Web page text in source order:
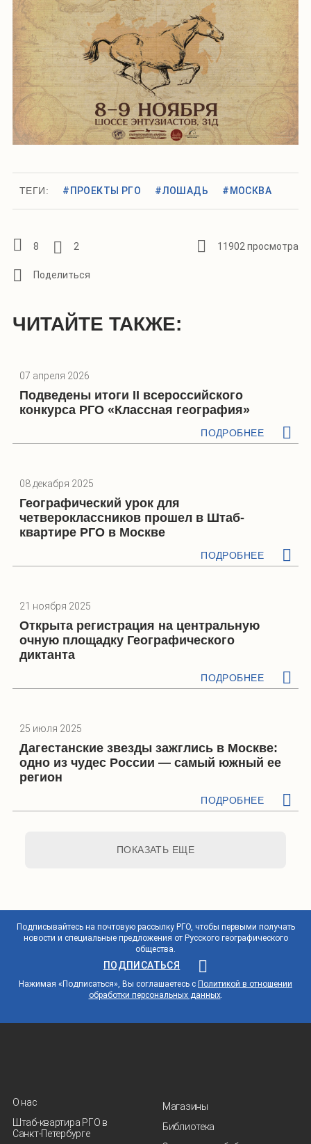
ТЕГИ: #ПРОЕКТЫ РГО #ЛОШАДЬ #МОСКВА
8 2 11902 просмотра
ЧИТАЙТЕ ТАКЖЕ:
07 апреля 2026
Подведены итоги II всероссийского
конкурса РГО «Классная география»
ПОДРОБНЕЕ
08 декабря 2025
Географический урок для
четвероклассников прошел в Штаб-
квартире РГО в Москве
ПОДРОБНЕЕ
21 ноября 2025
Открыта регистрация на центральную
очную площадку Географического
диктанта
ПОДРОБНЕЕ
25 июля 2025
Дагестанские звезды зажглись в Москве:
одно из чудес России — самый южный ее
регион
ПОДРОБНЕЕ
ПОКАЗАТЬ ЕЩЕ
Подписывайтесь на почтовую рассылку РГО, чтобы первыми получать
новости и специальные предложения от Русского географического
общества.
ПОДПИСАТЬСЯ
Нажимая «Подписаться», Вы соглашаетесь с Политикой в отношении
обработки персональных данных.
О нас
Штаб-квартира РГО в
Санкт‑Петербурге
Магазины
Библиотека